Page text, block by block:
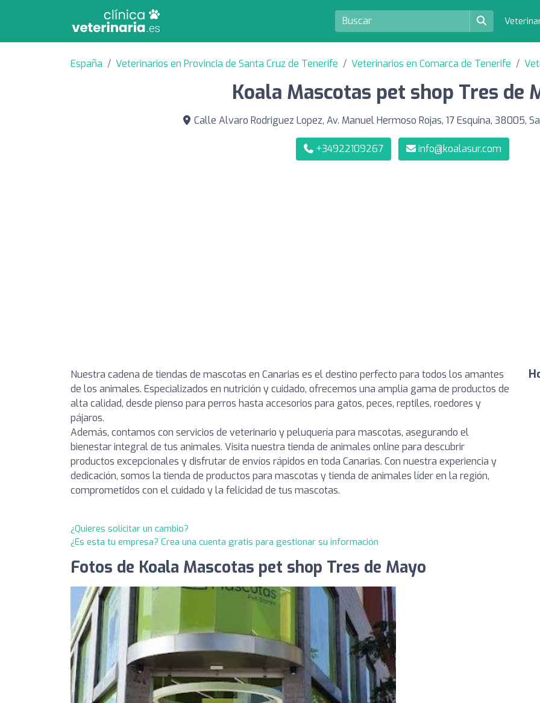
España Veterinarios en Provincia de Santa Cruz de Tenerife Veterinarios en Comarca de Tenerife
Koala Mascotas pet shop Tres de
Calle Alvaro Rodriguez Lopez, Av. Manuel Hermoso Rojas, 17 Esquina, 38005,
+34922109267 info@koalasur.com
Nuestra cadena de tiendas de mascotas en Canarias es el destino perfecto para todos los amantes
de los animales. Especializados en nutrición y cuidado, ofrecemos una amplia gama de productos de
alta calidad, desde pienso para perros hasta accesorios para gatos, peces, reptiles, roedores y
pájaros.
Además, contamos con servicios de veterinario y peluquería para mascotas, asegurando el
bienestar integral de tus animales. Visita nuestra tienda de animales online para descubrir
productos excepcionales y disfrutar de envíos rápidos en toda Canarias. Con nuestra experiencia y
dedicación, somos la tienda de productos para mascotas y tienda de animales líder en la región,
comprometidos con el cuidado y la felicidad de tus mascotas.
¿Quieres solicitar un cambio?
¿Es esta tu empresa? Crea una cuenta gratis para gestionar su información
Fotos de Koala Mascotas pet shop Tres de Mayo